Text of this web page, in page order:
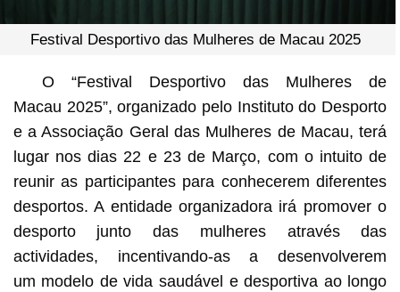
Festival Desportivo das Mulheres de Macau 2025
O “Festival Desportivo das Mulheres de
Macau 2025”, organizado pelo Instituto do Desporto
e a Associação Geral das Mulheres de Macau, terá
lugar nos dias 22 e 23 de Março, com o intuito de
reunir as participantes para conhecerem diferentes
desportos. A entidade organizadora irá promover o
desporto junto das mulheres através das
actividades, incentivando-as a desenvolverem
um modelo de vida saudável e desportiva ao longo